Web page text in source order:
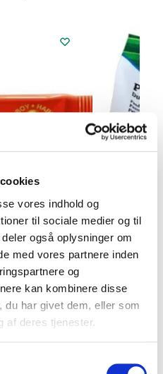
vores indhold og
til sociale medier og til
også oplysninger om
med vores partnere inden
og
kan kombinere disse
du har givet dem, eller som
af deres tjenester.
(frostvare)
89,00